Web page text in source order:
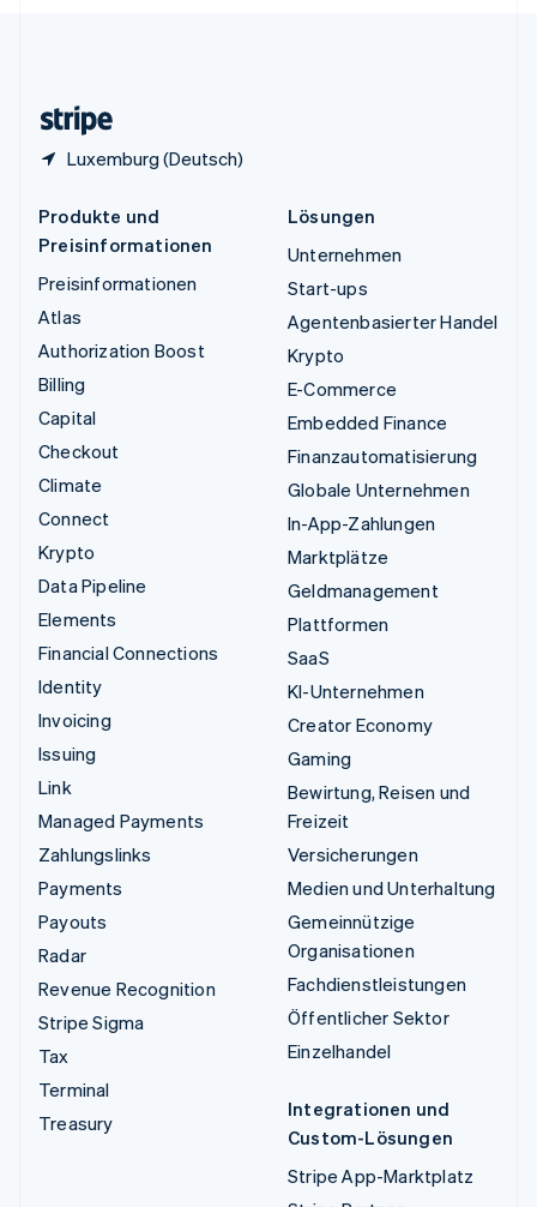
Luxemburg (Deutsch)
Produkte und
Preisinformationen
Preisinformationen
Atlas
Authorization Boost
Billing
Capital
Checkout
Climate
Connect
Krypto
Data Pipeline
Elements
Financial Connections
Identity
Invoicing
Issuing
Link
Managed Payments
Zahlungslinks
Payments
Payouts
Radar
Revenue Recognition
Stripe Sigma
Tax
Terminal
Treasury
Lösungen
Unternehmen
Start-ups
Agentenbasierter Handel
Krypto
E-Commerce
Embedded Finance
Finanzautomatisierung
Globale Unternehmen
In-App-Zahlungen
Marktplätze
Geldmanagement
Plattformen
SaaS
KI-Unternehmen
Creator Economy
Gaming
Bewirtung, Reisen und
Freizeit
Versicherungen
Medien und Unterhaltung
Gemeinnützige
Organisationen
Fachdienstleistungen
Öffentlicher Sektor
Einzelhandel
Integrationen und
Custom-Lösungen
Stripe App-Marktplatz